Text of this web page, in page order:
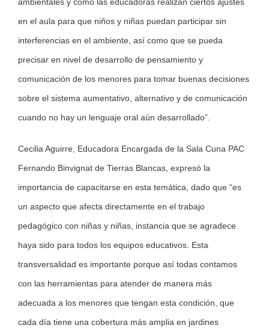
en el aula para que niños y niñas puedan participar sin
interferencias en el ambiente, así como que se pueda
precisar en nivel de desarrollo de pensamiento y
comunicación de los menores para tomar buenas decisiones
sobre el sistema aumentativo, alternativo y de comunicación
cuando no hay un lenguaje oral aún desarrollado”.
Cecilia Aguirre, Educadora Encargada de la Sala Cuna PAC
Fernando Binvignat de Tierras Blancas, expresó la
importancia de capacitarse en esta temática, dado que “es
un aspecto que afecta directamente en el trabajo
pedagógico con niñas y niñas, instancia que se agradece
haya sido para todos los equipos educativos. Esta
transversalidad es importante porque así todas contamos
con las herramientas para atender de manera más
adecuada a los menores que tengan esta condición, que
cada día tiene una cobertura más amplia en jardines